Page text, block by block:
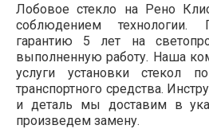
Лобовое стекло на Рено
соблюдением
гарантию 5 лет на
выполненную работу. Наша
услуги установки стекол
транспортного средства.
и деталь мы доставим в
произведем замену.